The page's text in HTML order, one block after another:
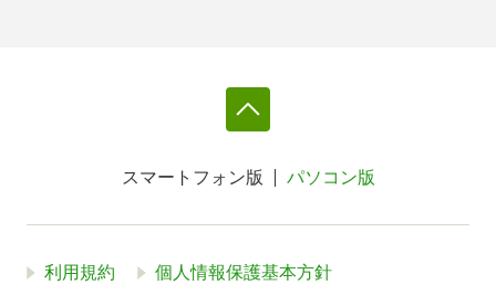
スマートフォン版 パソコン版
利用規約 個人情報保護基本方針